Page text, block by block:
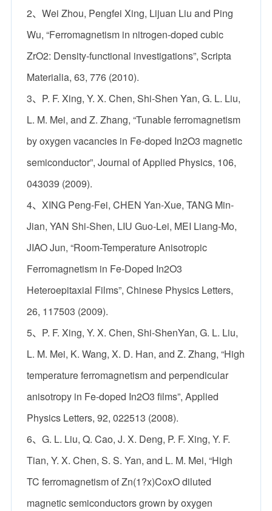
2、Wei Zhou, Pengfei Xing, Lijuan Liu and Ping
Wu, “Ferromagnetism in nitrogen-doped cubic
ZrO2: Density-functional investigations”, Scripta
Materialia, 63, 776 (2010).
3、P. F. Xing, Y. X. Chen, Shi-Shen Yan, G. L. Liu,
L. M. Mei, and Z. Zhang, “Tunable ferromagnetism
by oxygen vacancies in Fe-doped In2O3 magnetic
semiconductor”, Journal of Applied Physics, 106,
043039 (2009).
4、XING Peng-Fei, CHEN Yan-Xue, TANG Min-
Jian, YAN Shi-Shen, LIU Guo-Lei, MEI Liang-Mo,
JIAO Jun, “Room-Temperature Anisotropic
Ferromagnetism in Fe-Doped In2O3
Heteroepitaxial Films”, Chinese Physics Letters,
26, 117503 (2009).
5、P. F. Xing, Y. X. Chen, Shi-ShenYan, G. L. Liu,
L. M. Mei, K. Wang, X. D. Han, and Z. Zhang, “High
temperature ferromagnetism and perpendicular
anisotropy in Fe-doped In2O3 films”, Applied
Physics Letters, 92, 022513 (2008).
6、G. L. Liu, Q. Cao, J. X. Deng, P. F. Xing, Y. F.
Tian, Y. X. Chen, S. S. Yan, and L. M. Mei, “High
TC ferromagnetism of Zn(1?x)CoxO diluted
magnetic semiconductors grown by oxygen